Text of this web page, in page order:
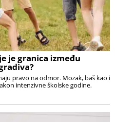
je granica između
pravo na odmor. Mozak, baš kao i
intenzivne školske godine.